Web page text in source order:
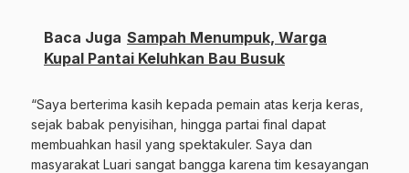
Baca Juga Sampah Menumpuk, Warga
Kupal Pantai Keluhkan Bau Busuk
“Saya berterima kasih kepada pemain atas kerja keras,
sejak babak penyisihan, hingga partai final dapat
membuahkan hasil yang spektakuler. Saya dan
masyarakat Luari sangat bangga karena tim kesayangan